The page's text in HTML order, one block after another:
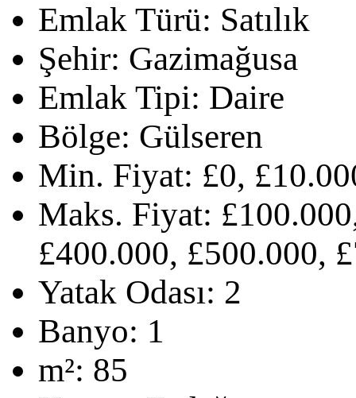
Emlak Türü: Satılık
Şehir: Gazimağusa
Emlak Tipi: Daire
Bölge: Gülseren
Min. Fiyat: £0,
Maks. Fiyat:
£400.000, £500.000,
Yatak Odası: 2
Banyo: 1
m²: 85